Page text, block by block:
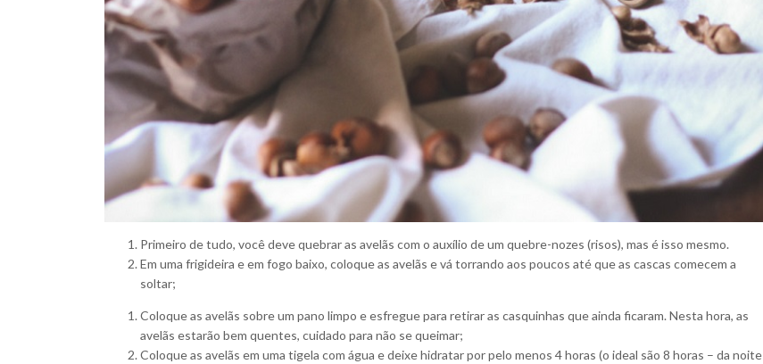
Primeiro de tudo, você deve quebrar as avelãs com o auxílio de um quebre-nozes (risos), mas é isso mesmo.
Em uma frigideira e em fogo baixo, coloque as avelãs e vá torrando aos poucos até que as cascas comecem a
soltar;
Coloque as avelãs sobre um pano limpo e esfregue para retirar as casquinhas que ainda ficaram. Nesta hora, as
avelãs estarão bem quentes, cuidado para não se queimar;
Coloque as avelãs em uma tigela com água e deixe hidratar por pelo menos 4 horas (o ideal são 8 horas – da noite